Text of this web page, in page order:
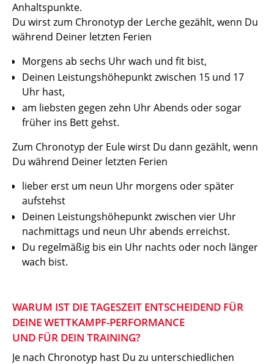
Anhaltspunkte.
Du wirst zum Chronotyp der Lerche gezählt, wenn Du
während Deiner letzten Ferien
Morgens ab sechs Uhr wach und fit bist,
Deinen Leistungshöhepunkt zwischen 15 und 17
Uhr hast,
am liebsten gegen zehn Uhr Abends oder sogar
früher ins Bett gehst.
Zum Chronotyp der Eule wirst Du dann gezählt, wenn
Du während Deiner letzten Ferien
lieber erst um neun Uhr morgens oder später
aufstehst
Deinen Leistungshöhepunkt zwischen vier Uhr
nachmittags und neun Uhr abends erreichst.
Du regelmäßig bis ein Uhr nachts oder noch länger
wach bist.
WARUM IST DIE TAGESZEIT ENTSCHEIDEND FÜR
DEINE WETTKAMPF-PERFORMANCE
UND FÜR DEIN TRAINING?
Je nach Chronotyp hast Du zu unterschiedlichen